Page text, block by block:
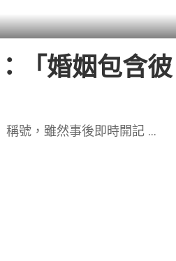
「婚姻包含彼
稱號，雖然事後即時開記 ...